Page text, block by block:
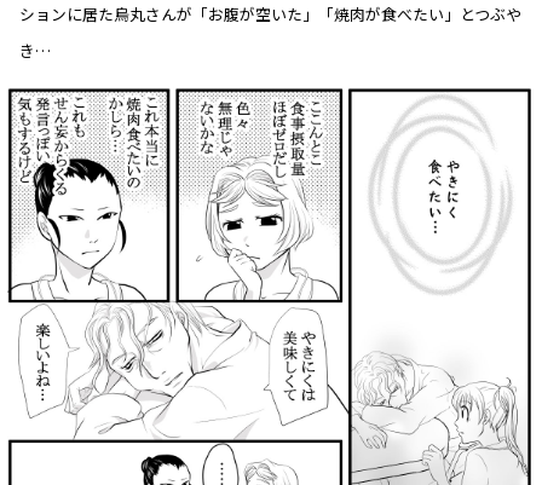
ションに居た烏丸さんが「お腹が空いた」「焼肉が食べたい」とつぶや
き…